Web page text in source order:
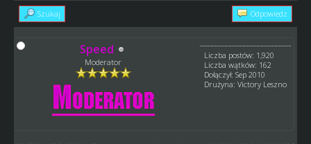
Szukaj Odpowiedz
Speed
Moderator
Liczba postów: 1,920
Liczba wątków: 162
Dołączył: Sep 2010
Drużyna: Victory Leszno